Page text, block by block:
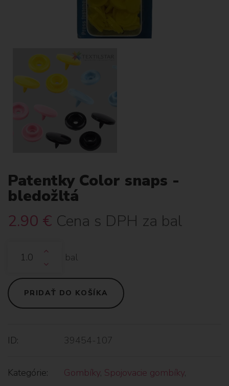
Patentky Color snaps -
bledožltá
2.90 € Cena s DPH za bal
bal
PRIDAŤ DO KOŠÍKA
ID: 39454-107
Kategórie: Gombíky, Spojovacie gombíky,